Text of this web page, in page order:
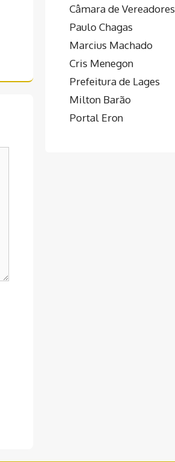
Câmara de Vereadores
Paulo Chagas
Marcius Machado
Cris Menegon
Prefeitura de Lages
Milton Barão
Portal Eron